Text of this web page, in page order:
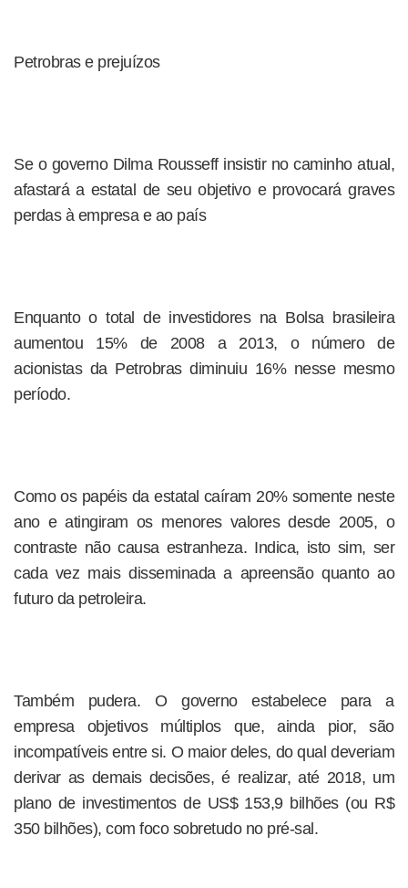
Petrobras e prejuízos
Se o governo Dilma Rousseff insistir no caminho atual,
afastará a estatal de seu objetivo e provocará graves
perdas à empresa e ao país
Enquanto o total de investidores na Bolsa brasileira
aumentou 15% de 2008 a 2013, o número de
acionistas da Petrobras diminuiu 16% nesse mesmo
período.
Como os papéis da estatal caíram 20% somente neste
ano e atingiram os menores valores desde 2005, o
contraste não causa estranheza. Indica, isto sim, ser
cada vez mais disseminada a apreensão quanto ao
futuro da petroleira.
Também pudera. O governo estabelece para a
empresa objetivos múltiplos que, ainda pior, são
incompatíveis entre si. O maior deles, do qual deveriam
derivar as demais decisões, é realizar, até 2018, um
plano de investimentos de US$ 153,9 bilhões (ou R$
350 bilhões), com foco sobretudo no pré-sal.